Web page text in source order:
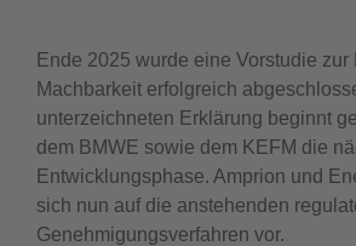
Ende 2025 wurde eine Vorstudie zur
Machbarkeit erfolgreich
unterzeichneten Erklärung beginnt
dem BMWE sowie dem KEFM die
Entwicklungsphase. Amprion und
sich nun auf die anstehenden
Genehmigungsverfahren vor.